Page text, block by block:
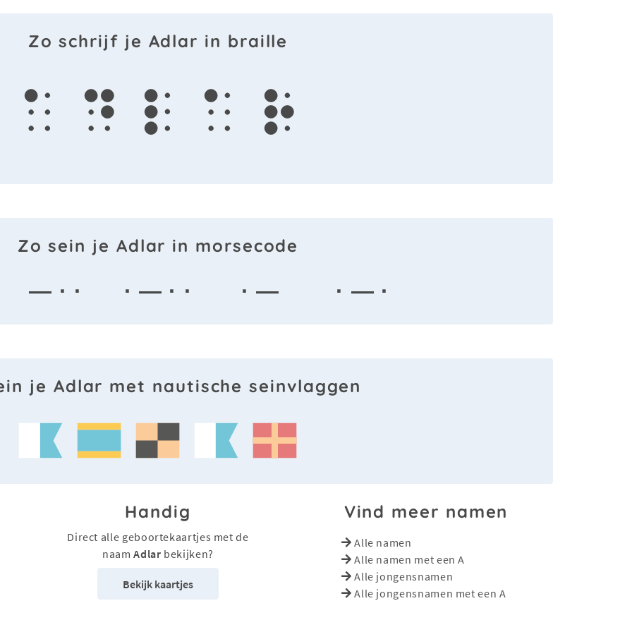
Zo schrijf je Adlar in braille
a d l a r
Zo sein je Adlar in morsecode
— · · · — · · · — · — ·
je Adlar met nautische seinvlaggen
Handig
Direct alle geboortekaartjes met de
naamAdlar bekijken?
Bekijk kaartjes
Vind meer namen
Alle namen
Alle namen met een A
Alle jongensnamen
Alle jongensnamen met een A